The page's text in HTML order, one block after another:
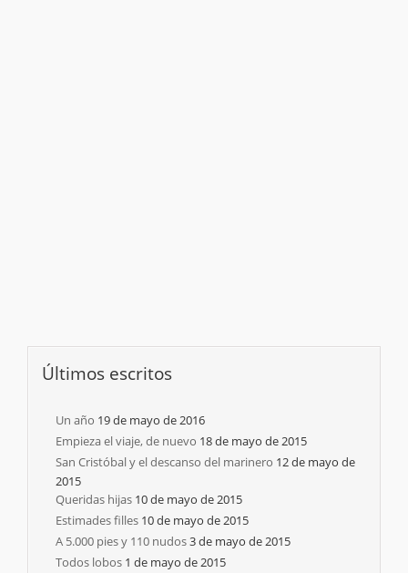
Últimos escritos
Un año 19 de mayo de 2016
Empieza el viaje, de nuevo 18 de mayo de 2015
San Cristóbal y el descanso del marinero 12 de mayo de
2015
Queridas hijas 10 de mayo de 2015
Estimades filles 10 de mayo de 2015
A 5.000 pies y 110 nudos3 de mayo de 2015
Todos lobos 1 de mayo de 2015